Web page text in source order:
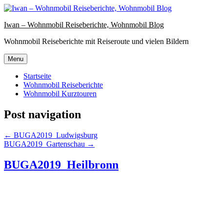
Iwan – Wohnmobil Reiseberichte, Wohnmobil Blog
Wohnmobil Reiseberichte mit Reiseroute und vielen Bildern
Menu
Startseite
Wohnmobil Reiseberichte
Wohnmobil Kurztouren
Post navigation
← BUGA2019_Ludwigsburg
BUGA2019_Gartenschau →
BUGA2019_Heilbronn